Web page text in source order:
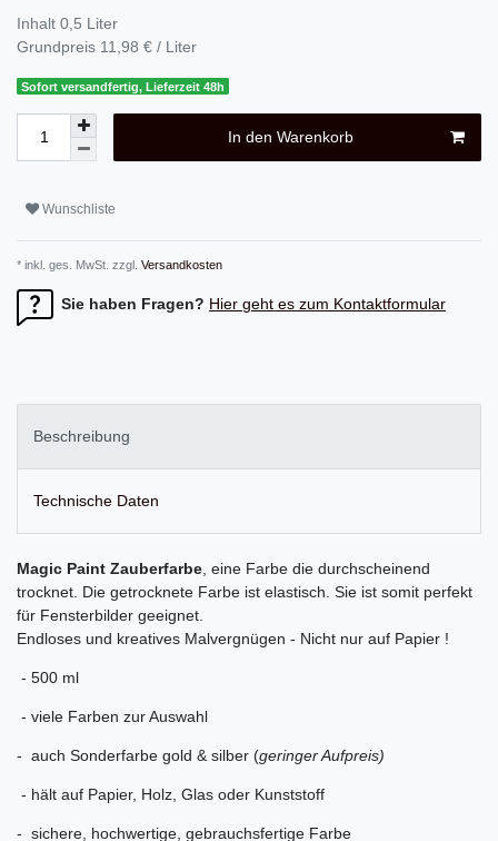
Inhalt 0,5 Liter
Grundpreis 11,98 € / Liter
Sofort versandfertig, Lieferzeit 48h
In den Warenkorb
Wunschliste
* inkl. ges. MwSt. zzgl. Versandkosten
Sie haben Fragen? Hier geht es zum Kontaktformular
Beschreibung
Technische Daten
Magic Paint Zauberfarbe, eine Farbe die durchscheinend
trocknet. Die getrocknete Farbe ist elastisch. Sie ist somit perfekt
für Fensterbilder geeignet.
Endloses und kreatives Malvergnügen - Nicht nur auf Papier !
- 500 ml
- viele Farben zur Auswahl
- auch Sonderfarbe gold & silber (geringer Aufpreis)
- hält auf Papier, Holz, Glas oder Kunststoff
- sichere, hochwertige, gebrauchsfertige Farbe